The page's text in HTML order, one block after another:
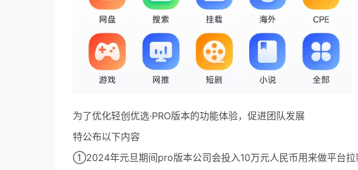
为了优化轻创优选·PRO版本的功能体验，促进团队发展
特公布以下内容
①2024年元旦期间pro版本公司会投入10万元人民币用来做平台拉